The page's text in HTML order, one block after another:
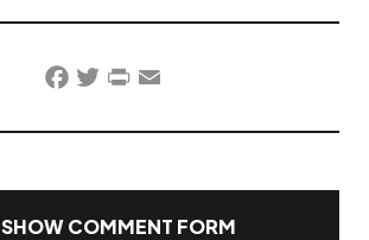
Facebook
TwitterPrintFriendly
Email
SHOW COMMENT FORM